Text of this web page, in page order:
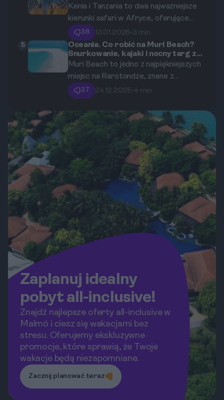
takich jak tapas, paella oraz tradycyjny
napój - sangria. Dowiedz się, jak
zbudować budżet na gastronomiczne
doznania w Hiszpanii w latach 2025-
2026.
czy RPA?
Kenia i Tanzania to dwa najważniejsze
kierunki safari w Afryce, oferujące
wyjątkowe doświadczenia i
niezapomniane widoki. Wybór między
nimi może być trudny, dlatego ten
przewodnik pomoże Ci podjąć decyzję
dotyczącą Twojej pierwszej podróży
na safari.
38 13.01.2026•3 min
5
Oceania. Co robić na Muri Beach?
Snurkowanie, kajaki i nocny targ z
jedzeniem
Muri Beach to jedno z najpiękniejszych
miejsc na Rarotondze, znane z
krystalicznie czystej wody i białego
piasku. Jeśli nie wiesz, co robić w tym
rajskim miejscu, ten przewodnik
pomoże Ci odkryć najlepsze atrakcje,
takie jak snurkowanie, kajakarstwo i
lokalne jedzenie na nocnym targu.
37 24.12.2025•4 min
Zaplanuj idealny
pobyt all-inclusive!
Znajdź najlepsze oferty all-inclusive w
Malmö i ciesz się wakacjami bez
stresu. Oferujemy ekskluzywne
promocje, które sprawią, że Twoje
wakacje będą niezapomniane.
Zacznij planować teraz